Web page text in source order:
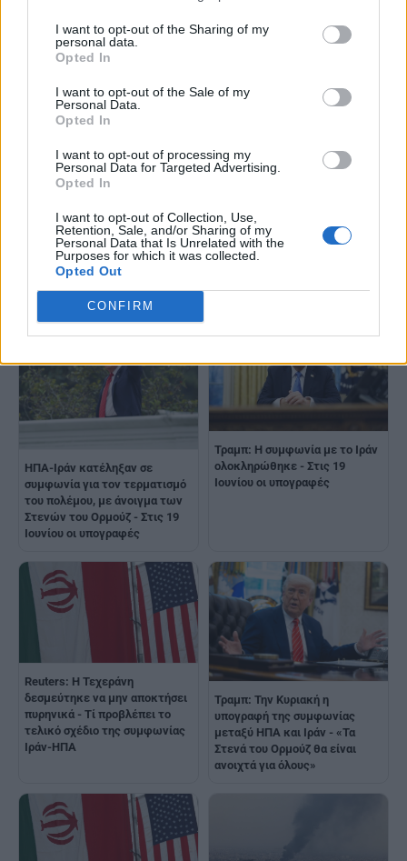
I want to opt-out of the Sharing of my
personal data.
Opted In
I want to opt-out of the Sale of my
Personal Data.
Opted In
I want to opt-out of processing my
Personal Data for Targeted Advertising.
Opted In
I want to opt-out of Collection, Use,
Retention, Sale, and/or Sharing of my
Personal Data that Is Unrelated with the
Purposes for which it was collected.
Opted Out
CONFIRM
Διαβάστε επίσης
Υπεγράφη η συμφωνία ΗΠΑ -
Ιράν για τερματισμό του
Τραμπ: Τα Στενά του Ορμούζ θα
ΗΠΑ-Ιράν κατέληξαν σε
συμφωνία για τον τερματισμό
του πολέμου, με άνοιγμα των
Στενών του Ορμούζ - Στις 19
Ιουνίου οι υπογραφές
Τραμπ: Η συμφωνία με το Ιράν
ολοκληρώθηκε - Στις 19
Ιουνίου οι υπογραφές
Reuters: Η Τεχεράνη
δεσμεύτηκε να μην αποκτήσει
πυρηνικά - Τί προβλέπει το
τελικό σχέδιο της συμφωνίας
Ιράν-ΗΠΑ
Τραμπ: Την Κυριακή η
υπογραφή της συμφωνίας
μεταξύ ΗΠΑ και Ιράν - «Τα
Στενά του Ορμούζ θα είναι
ανοιχτά για όλους»